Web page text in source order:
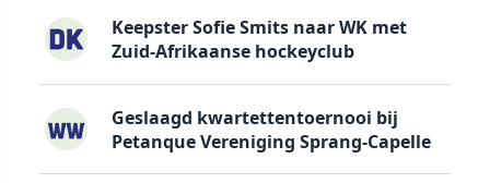
Keepster Sofie Smits naar WK met
Zuid-Afrikaanse hockeyclub
Geslaagd kwartettentoernooi bij
Petanque Vereniging Sprang-Capelle